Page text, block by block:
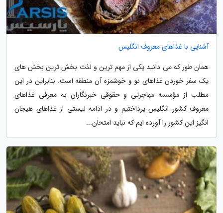
آشنایی با غذاهای معروف انگلیس
همان طور که می دانید یکی از مهم ترین و لذت بخش ترین بخش های
یک سفر خوردن غذاهای نو و خوشمزه آن منطقه است. بنابراین در این
مطلب از مؤسسه مهاجرتی و حقوقی خبرنگاران به معرفی غذاهای
معروف کشور انگلیس پرداختیم و در ادامه لیستی از غذاهای هیجان
انگیز این کشور را آورده ایم که نباید امتحان...